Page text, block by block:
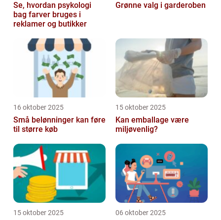
Se, hvordan psykologi
bag farver bruges i
reklamer og butikker
Grønne valg i garderoben
16 oktober 2025
Små belønninger kan føre
til større køb
15 oktober 2025
Kan emballage være
miljøvenlig?
15 oktober 2025 06 oktober 2025